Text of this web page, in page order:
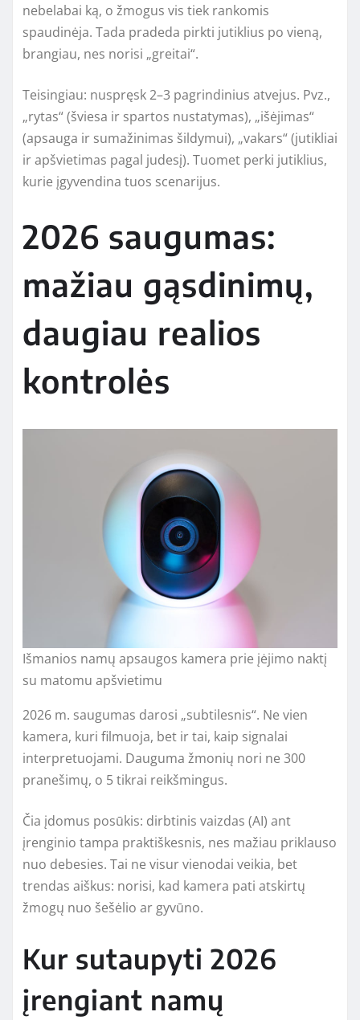
nebelabai ką, o žmogus vis tiek rankomis
spaudinėja. Tada pradeda pirkti jutiklius po vieną,
brangiau, nes norisi „greitai“.
Teisingiau: nuspręsk 2–3 pagrindinius atvejus. Pvz.,
„rytas“ (šviesa ir spartos nustatymas), „išėjimas“
(apsauga ir sumažinimas šildymui), „vakars“ (jutikliai
ir apšvietimas pagal judesį). Tuomet perki jutiklius,
kurie įgyvendina tuos scenarijus.
2026 saugumas:
mažiau gąsdinimų,
daugiau realios
kontrolės
Išmanios namų apsaugos kamera prie įėjimo naktį
su matomu apšvietimu
2026 m. saugumas darosi „subtilesnis“. Ne vien
kamera, kuri filmuoja, bet ir tai, kaip signalai
interpretuojami. Dauguma žmonių nori ne 300
pranešimų, o 5 tikrai reikšmingus.
Čia įdomus posūkis: dirbtinis vaizdas (AI) ant
įrenginio tampa praktiškesnis, nes mažiau priklauso
nuo debesies. Tai ne visur vienodai veikia, bet
trendas aiškus: norisi, kad kamera pati atskirtų
žmogų nuo šešėlio ar gyvūno.
Kur sutaupyti 2026
įrengiant namų